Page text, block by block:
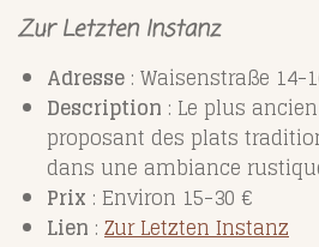
Zur Letzten Instanz
Adresse : Waisenstraße 14-
Description : Le plus
proposant des plats
dans une ambiance
Prix : Environ 15-30 €
Lien : ZurLetztenInstanz